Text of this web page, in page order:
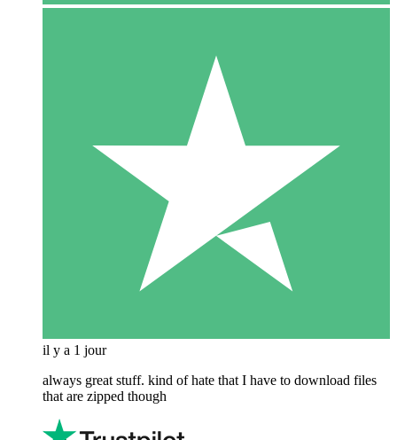
il y a 1 jour
always great stuff. kind of hate that I have to download files
that are zipped though